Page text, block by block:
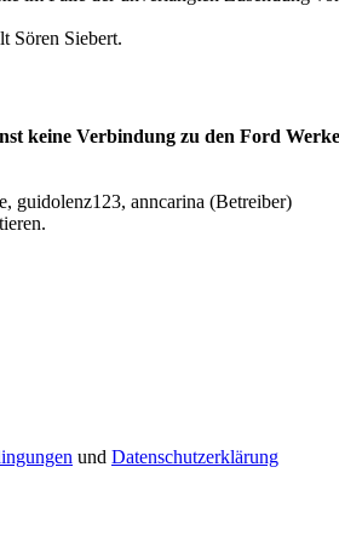
Sören Siebert.
keine Verbindung zu den Ford
guidolenz123, anncarina (Betreiber)
und Datenschutzerklärung